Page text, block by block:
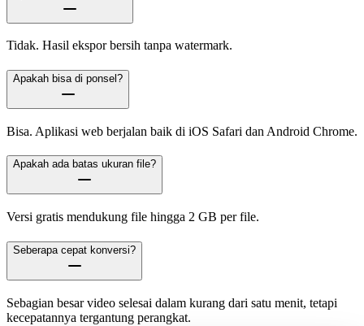
Tidak. Hasil ekspor bersih tanpa watermark.
Apakah bisa di ponsel?
Bisa. Aplikasi web berjalan baik di iOS Safari dan Android Chrome.
Apakah ada batas ukuran file?
Versi gratis mendukung file hingga 2 GB per file.
Seberapa cepat konversi?
Sebagian besar video selesai dalam kurang dari satu menit, tetapi
kecepatannya tergantung perangkat.